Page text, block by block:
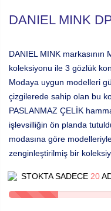
DANIEL MINK
DANIEL MINK
koleksiyonu ile 3 gözlük
Modaya uygun modelleri
çizgilerede sahip olan bu
PASLANMAZ ÇELİK
işlevsilliğin ön planda
modasına göre
zenginleştirilmiş bir
STOKTA SADECE 20